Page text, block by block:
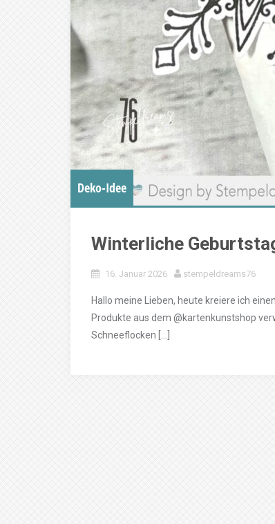
Deko-Idee
Winterliche
16. Januar 2026 stempeldreams76
Hallo meine Lieben, heute kreiere ich
Produkte aus dem @kartenkunstshop
Schneeflocken […]